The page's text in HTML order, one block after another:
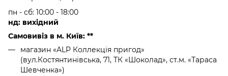
пн - сб: 10:00 - 18:00
нд: вихідний
Самовивіз в м. Київ: **
магазин «ALP Коллекція пригод»
(вул.Костянтинівська, 71, ТК «Шоколад», ст.м. «Тараса
Шевченка»)